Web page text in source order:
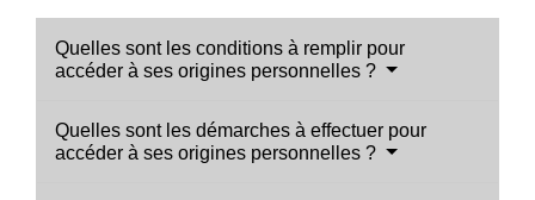
Quelles sont les conditions à remplir pour
accéder à ses origines personnelles ?
Quelles sont les démarches à effectuer pour
accéder à ses origines personnelles ?